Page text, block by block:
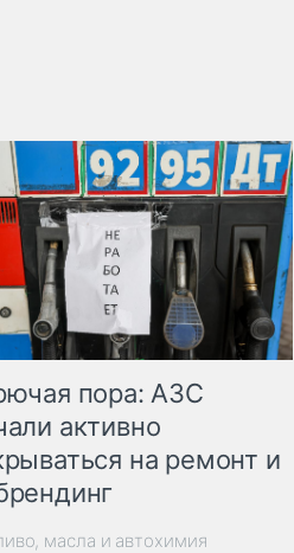
пора: АЗС
активно
на ремонт и
масла и автохимия